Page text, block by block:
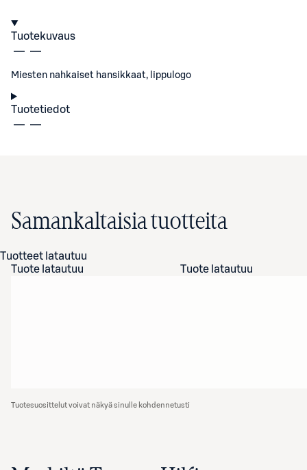
Tuotekuvaus
Miesten nahkaiset hansikkaat, lippulogo
Tuotetiedot
Samankaltaisia tuotteita
Tuotteet latautuu
Tuote latautuu
Tuote latautuu
Tuotesuosittelut voivat näkyä sinulle kohdennetusti